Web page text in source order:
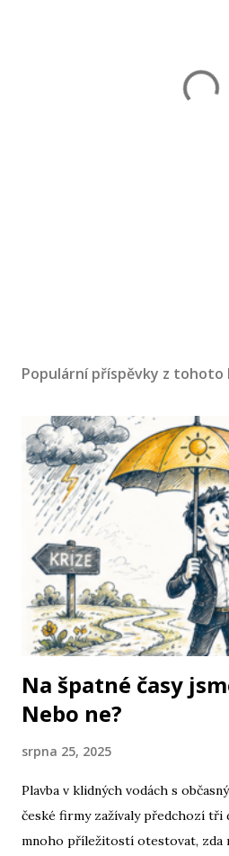
Populární příspěvky z tohoto
Na špatné časy
Nebo ne?
srpna 25, 2025
Plavba v klidných vodách s
české firmy zažívaly předchozí tři
mnoho příležitostí otestovat, zda